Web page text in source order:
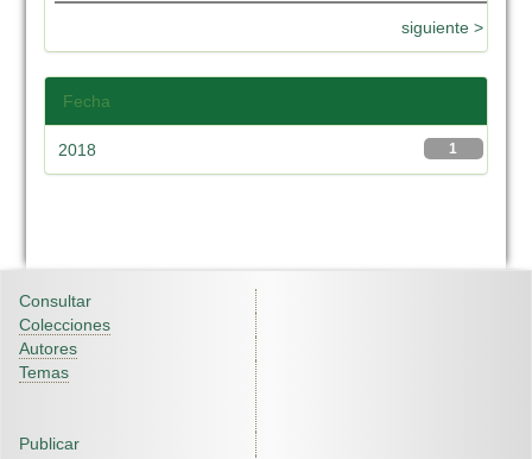
siguiente >
Fecha
1
2018
Consultar
Colecciones
Autores
Temas
Publicar